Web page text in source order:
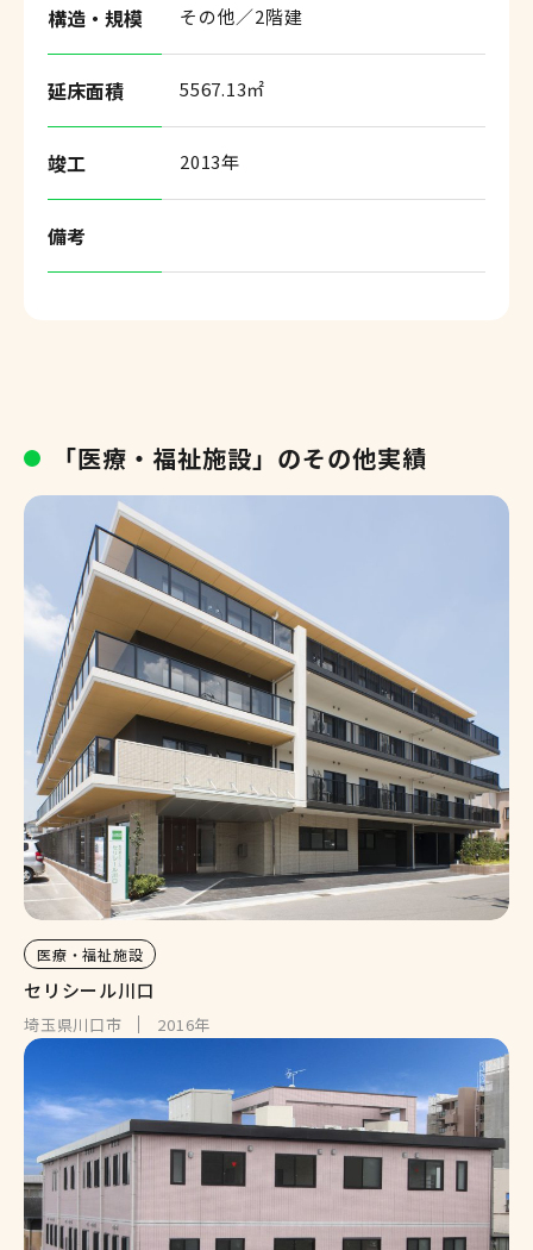
個人情報保護方針
サイトのご利用について
お問い合わせ
構造・規模 その他／2階建
延床面積 5567.13㎡
竣工 2013年
備考
「医療・福祉施設」のその他実績
医療・福祉施設
セリシール川口
埼玉県川口市 2016年